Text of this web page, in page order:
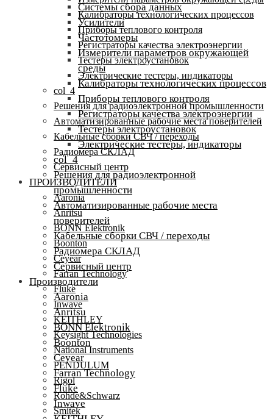
Калибраторы технологических процессов
Приборы теплового контроля
Регистраторы качества электроэнергии
Тестеры электроустановок
Электрические тестеры, индикаторы
col_4
Решения для радиоэлектронной промышленности
Автоматизированные рабочие места поверителей
Кабельные сборки СВЧ / переходы
Радиомера СКЛАД
Сервисный центр
ПРОИЗВОДИТЕЛИ
Aaronia
Anritsu
BONN Elektronik
Boonton
Ceyear
Farran Technology
Fluke
Inwave
KEITHLEY
Keysight Technologies
National Instruments
PENDULUM
Rigol
Rohde&Schwarz
Smitek
Системы сбора данных
Усилители
Частотомеры
Измерители параметров окружающей
среды
Калибраторы технологических процессов
Приборы теплового контроля
Регистраторы качества электроэнергии
Тестеры электроустановок
Электрические тестеры, индикаторы
col_4
Решения для радиоэлектронной
промышленности
Автоматизированные рабочие места
поверителей
Кабельные сборки СВЧ / переходы
Радиомера СКЛАД
Сервисный центр
Производители
Aaronia
Anritsu
BONN Elektronik
Boonton
Ceyear
Farran Technology
Fluke
Inwave